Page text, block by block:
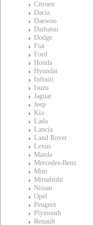
Citroen
Dacia
Daewoo
Daihatsu
Dodge
Fiat
Ford
Honda
Hyundai
Infiniti
Isuzu
Jaguar
Jeep
Kia
Lada
Lancia
Land Rover
Lexus
Mazda
Mercedes-Benz
Mini
Mitsubishi
Nissan
Opel
Peugeot
Plymouth
Renault